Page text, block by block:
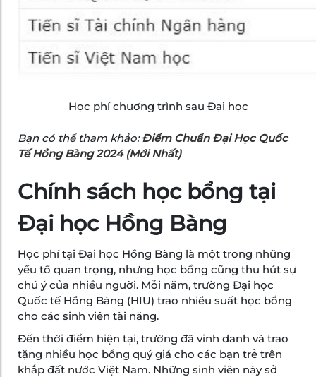
Học phí chương trình sau Đại học
Bạn có thể tham khảo: Điểm Chuẩn Đại Học Quốc
Tế Hồng Bàng 2024 (Mới Nhất)
Chính sách học bổng tại
Đại học Hồng Bàng
Học phí tại Đại học Hồng Bàng là một trong những
yếu tố quan trọng, nhưng học bổng cũng thu hút sự
chú ý của nhiều người. Mỗi năm, trường Đại học
Quốc tế Hồng Bàng (HIU) trao nhiều suất học bổng
cho các sinh viên tài năng.
Đến thời điểm hiện tại, trường đã vinh danh và trao
tặng nhiều học bổng quý giá cho các bạn trẻ trên
khắp đất nước Việt Nam. Những sinh viên này sở